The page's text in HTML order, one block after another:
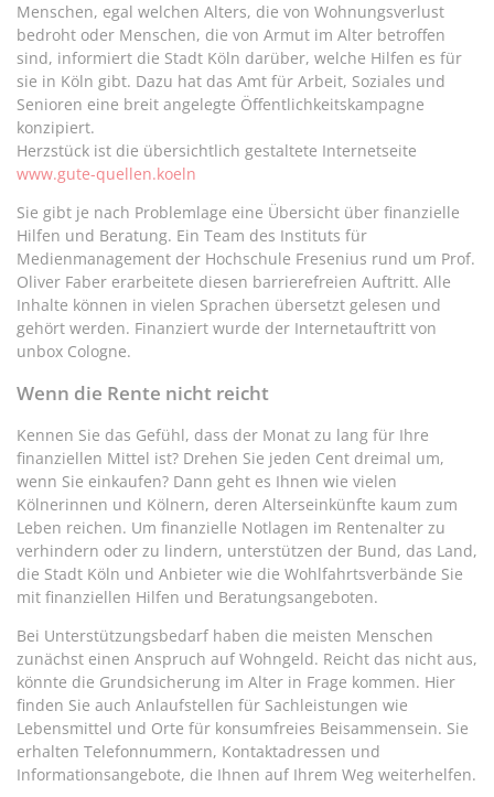
Menschen, egal welchen Alters, die von Wohnungsverlust
bedroht oder Menschen, die von Armut im Alter betroffen
sind, informiert die Stadt Köln darüber, welche Hilfen es für
sie in Köln gibt. Dazu hat das Amt für Arbeit, Soziales und
Senioren eine breit angelegte Öffentlichkeitskampagne
konzipiert.
Herzstück ist die übersichtlich gestaltete Internetseite
www.gute-quellen.koeln
Sie gibt je nach Problemlage eine Übersicht über finanzielle
Hilfen und Beratung. Ein Team des Instituts für
Medienmanagement der Hochschule Fresenius rund um Prof.
Oliver Faber erarbeitete diesen barrierefreien Auftritt. Alle
Inhalte können in vielen Sprachen übersetzt gelesen und
gehört werden. Finanziert wurde der Internetauftritt von
unbox Cologne.
Wenn die Rente nicht reicht
Kennen Sie das Gefühl, dass der Monat zu lang für Ihre
finanziellen Mittel ist? Drehen Sie jeden Cent dreimal um,
wenn Sie einkaufen? Dann geht es Ihnen wie vielen
Kölnerinnen und Kölnern, deren Alterseinkünfte kaum zum
Leben reichen. Um finanzielle Notlagen im Rentenalter zu
verhindern oder zu lindern, unterstützen der Bund, das Land,
die Stadt Köln und Anbieter wie die Wohlfahrtsverbände Sie
mit finanziellen Hilfen und Beratungsangeboten.
Bei Unterstützungsbedarf haben die meisten Menschen
zunächst einen Anspruch auf Wohngeld. Reicht das nicht aus,
könnte die Grundsicherung im Alter in Frage kommen. Hier
finden Sie auch Anlaufstellen für Sachleistungen wie
Lebensmittel und Orte für konsumfreies Beisammensein. Sie
erhalten Telefonnummern, Kontaktadressen und
Informationsangebote, die Ihnen auf Ihrem Weg weiterhelfen.